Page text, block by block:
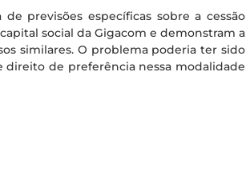
previsões específicas sobre a cessão
social da Gigacom e demonstram a
similares. O problema poderia ter sido
direito de preferência nessa modalidade